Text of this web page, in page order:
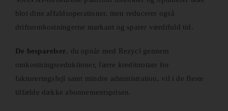
blot dine affaldsoperationer, men reducerer også
driftsomkostningerne markant og sparer værdifuld tid.
De besparelser, du opnår med Rezycl gennem
omkostningsreduktioner, færre kreditnotaer for
faktureringsfejl samt mindre administration, vil i de fleste
tilfælde dække abonnementsprisen.